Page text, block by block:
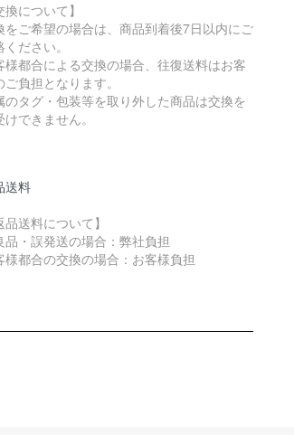
換について】
をご希望の場合は、商品到着後7日以内にご
ださい。
様都合による交換の場合、往復送料はお客
ご負担となります。
のタグ・包装等を取り外した商品は交換を
けできません。
送料
品送料について】
品・誤発送の場合：弊社負担
様都合の交換の場合：お客様負担